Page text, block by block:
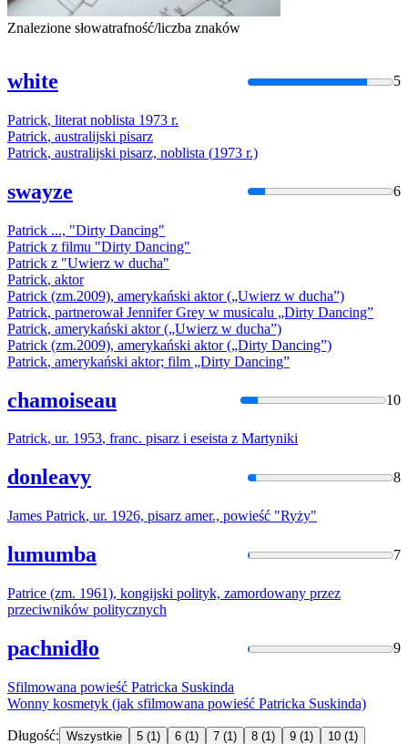
Znalezione słowatrafność/liczba znaków
white 5
Patrick, literat noblista 1973 r.
Patrick, australijski pisarz
Patrick, australijski pisarz, noblista (1973 r.)
swayze 6
Patrick ..., "Dirty Dancing"
Patrick z filmu "Dirty Dancing"
Patrick z "Uwierz w ducha"
Patrick, aktor
Patrick (zm.2009), amerykański aktor („Uwierz w ducha”)
Patrick, partnerował Jennifer Grey w musicalu „Dirty Dancing”
Patrick, amerykański aktor („Uwierz w ducha”)
Patrick (zm.2009), amerykański aktor („Dirty Dancing”)
Patrick, amerykański aktor; film „Dirty Dancing”
chamoiseau 10
Patrick, ur. 1953, franc. pisarz i eseista z Martyniki
donleavy 8
James Patrick, ur. 1926, pisarz amer., powieść "Ryży"
lumumba 7
Patrice (zm. 1961), kongijski polityk, zamordowany przez
przeciwników politycznych
pachnidło 9
Sfilmowana powieść Patricka Suskinda
Wonny kosmetyk (jak sfilmowana powieść Patricka Suskinda)
Długość: Wszystkie 5 (1) 6 (1) 7 (1) 8 (1) 9 (1) 10 (1)